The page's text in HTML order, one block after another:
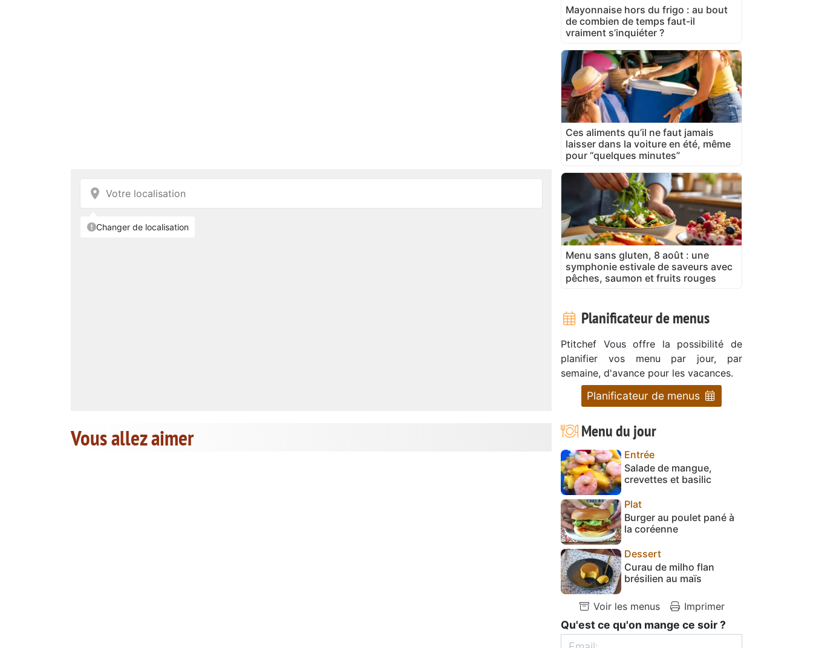
Vous allez aimer
Mayonnaise hors du frigo : au bout
de combien de temps faut-il
vraiment s’inquiéter ?
Ces aliments qu’il ne faut jamais
laisser dans la voiture en été, même
pour “quelques minutes”
Menu sans gluten, 8 août : une
symphonie estivale de saveurs avec
pêches, saumon et fruits rouges
Planificateur de menus
Ptitchef Vous offre la possibilité de
planifier vos menu par jour, par
semaine, d'avance pour les vacances.
Planificateur de menus
Menu du jour
Entrée
Salade de mangue,
crevettes et basilic
Plat
Burger au poulet pané à
la coréenne
Dessert
Curau de milho flan
brésilien au maïs
Voir les menus Imprimer
Qu'est ce qu'on mange ce soir ?